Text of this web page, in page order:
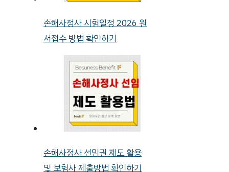
손해사정사 시험일정 2026 원
서접수 방법 확인하기
손해사정사 선임권 제도 활용
및 보험사 제출방법 확인하기